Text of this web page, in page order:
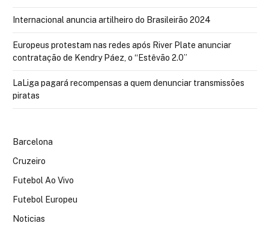
Internacional anuncia artilheiro do Brasileirão 2024
Europeus protestam nas redes após River Plate anunciar
contratação de Kendry Páez, o “Estêvão 2.0”
LaLiga pagará recompensas a quem denunciar transmissões
piratas
Barcelona
Cruzeiro
Futebol Ao Vivo
Futebol Europeu
Noticias